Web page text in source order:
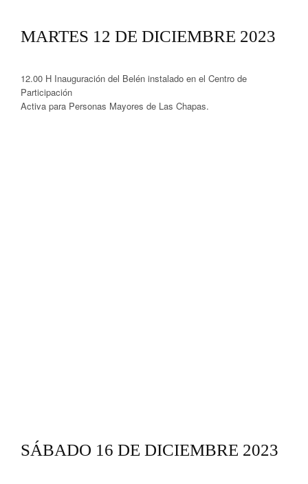
MARTES 12 DE DICIEMBRE 2023
12.00 H Inauguración del Belén instalado en el Centro de
Participación
Activa para Personas Mayores de Las Chapas.
SÁBADO 16 DE DICIEMBRE 2023